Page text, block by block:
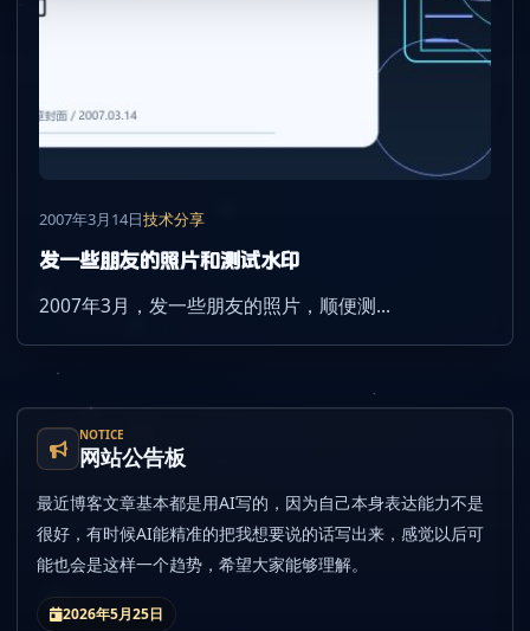
NOTICE
网站公告板
最近博客文章基本都是用AI写的，因为自己本身表达能力不是
很好，有时候AI能精准的把我想要说的话写出来，感觉以后可
能也会是这样一个趋势，希望大家能够理解。
2026年5月25日
2007年3月14日技术分享
发一些朋友的照片和测试水印
2007年3月，发一些朋友的照片，顺便测...